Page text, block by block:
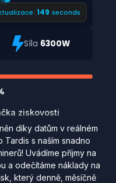
148 seconds
Síla 6300W
ziskovosti
díky datům v reálném
s naším snadno
Uvádíme příjmy na
a odečítáme náklady na
který denně, měsíčně